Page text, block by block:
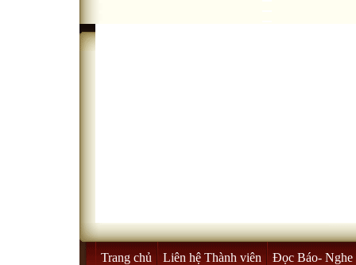
Trang chủ Liên hệ Thành viên Đọc Báo- Nghe